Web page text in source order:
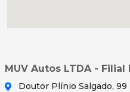
MUV Autos LTDA - Filial
Doutor Plínio Salgado,